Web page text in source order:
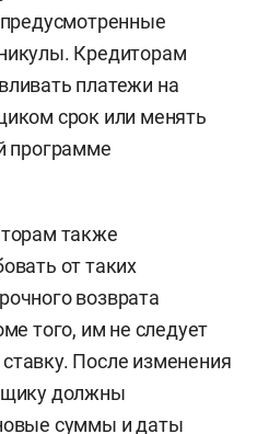
не начислять
за ненадлежащее
— говорится в
реструктуризацией
независимо от того,
Кредиторам
платежи на
срок или менять